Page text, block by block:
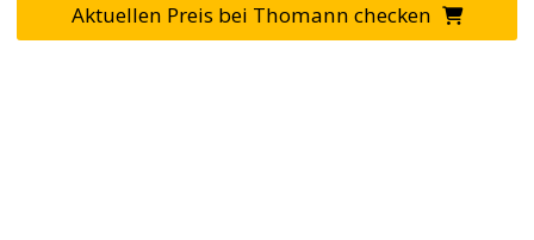
Aktuellen Preis bei Thomann checken